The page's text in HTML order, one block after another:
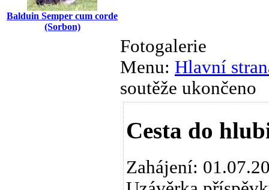
Balduin Semper cum corde
(Sorbon)
Fotogalerie
Menu: Hlavní
soutěže ukončeno
Cesta do
Zahájení: